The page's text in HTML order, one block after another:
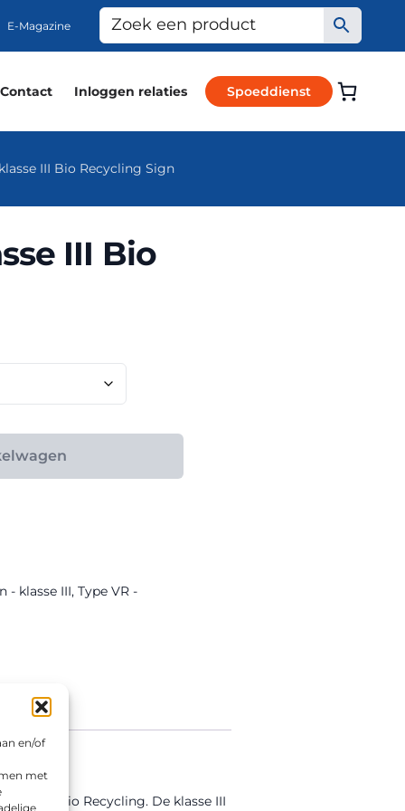
en/of
met
E-Magazine
Contact Inloggen relaties Spoeddienst
III Bio Recycling Sign
III Bio
- klasse III, Type VR -
in Bio Recycling. De klasse III